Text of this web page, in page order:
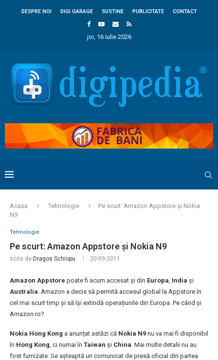
DESPRE NOI DIGI GARAGE SUSTINE PUBLICITATE CONTACT
joi, 16 iulie 2026
Acasa Tehnologie
Pe scurt: Amazon Appstore și Nokia
N9
Tehnologie
Pe scurt: Amazon Appstore și Nokia N9
scris de Dragos Schiopu 20-09-2011
Amazon Appstore poate fi acum accesat și din Europa, India și
Australia. Amazon a decis să permită accesul global la Appstore în
cel mai scurt timp și să își extindă operațiunile din Europa. Pe când și
Amazon.ro?
Nokia Hong Kong a anunțat astăzi că Nokia N9 nu va mai fi disponibil
în Hong Kong, ci numai în Taiwan și China. Mai multe detalii nu au
fost furnizate. Se așteaptă un comunicat de presă oficial din partea